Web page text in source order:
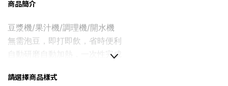
12期
24期
電視降到底破盤
商品簡介
豆漿機/果汁機/調理機/開水機
無需泡豆，即打即飲，省時便利
自動研磨自動加熱，一次性完成
可預約定時烹調，美味無需等待
請選擇商品樣式